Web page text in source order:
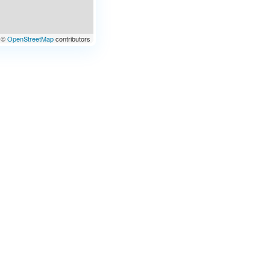
©OpenStreetMapcontributors